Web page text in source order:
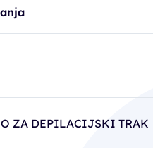
za depilacijski trak
ZA DEPILACIJSKI TRAK